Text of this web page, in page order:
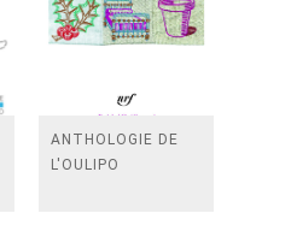
ANTHOLOGIE DE
L'OULIPO